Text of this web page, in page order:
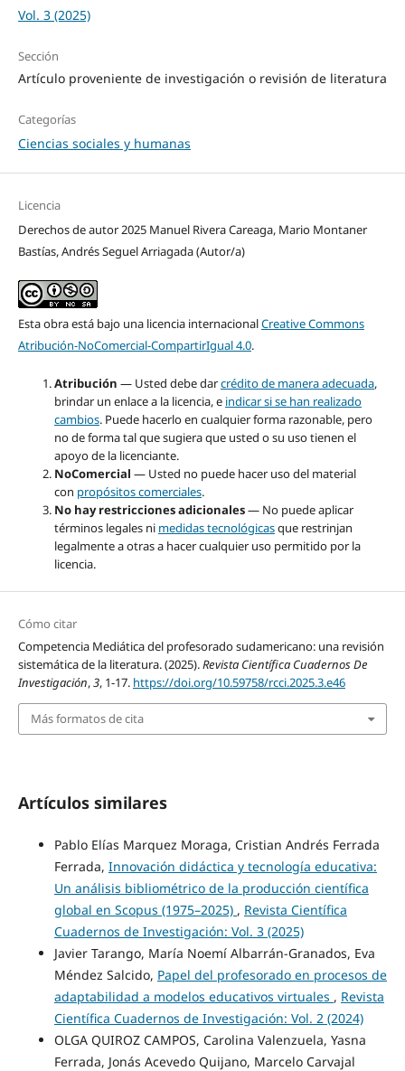
Vol. 3 (2025)
Sección
Artículo proveniente de investigación o revisión de literatura
Categorías
Ciencias sociales y humanas
Licencia
Derechos de autor 2025 Manuel Rivera Careaga, Mario Montaner
Bastías, Andrés Seguel Arriagada (Autor/a)
Esta obra está bajo una licencia internacionalCreative Commons
Atribución-NoComercial-CompartirIgual 4.0.
Atribución — Usted debe darcrédito de manera adecuada,
brindar un enlace a la licencia, e indicar si se han realizado
cambios. Puede hacerlo en cualquier forma razonable, pero
no de forma tal que sugiera que usted o su uso tienen el
apoyo de la licenciante.
NoComercial — Usted no puede hacer uso del material
con propósitos comerciales.
No hay restricciones adicionales— No puede aplicar
términos legales ni medidas tecnológicasque restrinjan
legalmente a otras a hacer cualquier uso permitido por la
licencia.
Cómo citar
Competencia Mediática del profesorado sudamericano: una revisión
sistemática de la literatura. (2025).Revista Científica Cuadernos De
Investigación,3, 1-17. https://doi.org/10.59758/rcci.2025.3.e46
Más formatos de cita
Artículos similares
Pablo Elías Marquez Moraga, Cristian Andrés Ferrada
Ferrada, Innovación didáctica y tecnología educativa:
Un análisis bibliométrico de la producción científica
global en Scopus (1975–2025) , Revista Científica
Cuadernos de Investigación: Vol. 3 (2025)
Javier Tarango, María Noemí Albarrán-Granados, Eva
Méndez Salcido, Papel del profesorado en procesos de
adaptabilidad a modelos educativos virtuales , Revista
Científica Cuadernos de Investigación: Vol. 2 (2024)
OLGA QUIROZ CAMPOS, Carolina Valenzuela, Yasna
Ferrada, Jonás Acevedo Quijano, Marcelo Carvajal